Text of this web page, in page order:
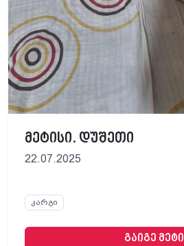
მეტისი. დუშეთი
22.07.2025
კარგი
გაიგე მეტი